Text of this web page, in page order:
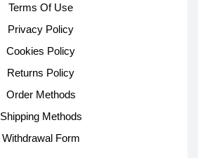
Terms Of Use
Privacy Policy
Cookies Policy
Returns Policy
Order Methods
Shipping Methods
Withdrawal Form